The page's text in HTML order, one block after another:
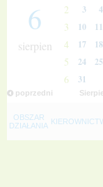
6
sierpien
2 3 4
3 10 11
4 17 18
5 24 25
6 31
poprzedni
OBSZAR
DZIAŁANIA